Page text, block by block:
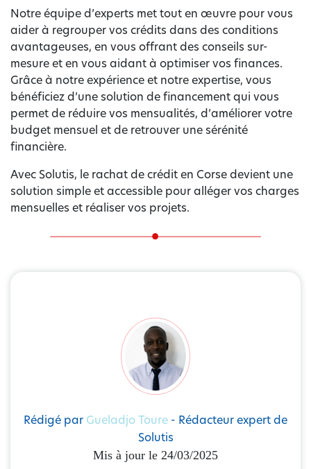
Notre équipe d’experts met tout en œuvre pour vous
aider à regrouper vos crédits dans des conditions
avantageuses, en vous offrant des conseils sur-
mesure et en vous aidant à optimiser vos finances.
Grâce à notre expérience et notre expertise, vous
bénéficiez d’une solution de financement qui vous
permet de réduire vos mensualités, d’améliorer votre
budget mensuel et de retrouver une sérénité
financière.
Avec Solutis, le rachat de crédit en Corse devient une
solution simple et accessible pour alléger vos charges
mensuelles et réaliser vos projets.
Rédigé par Gueladjo Toure - Rédacteur expert de
Solutis
Mis à jour le 24/03/2025